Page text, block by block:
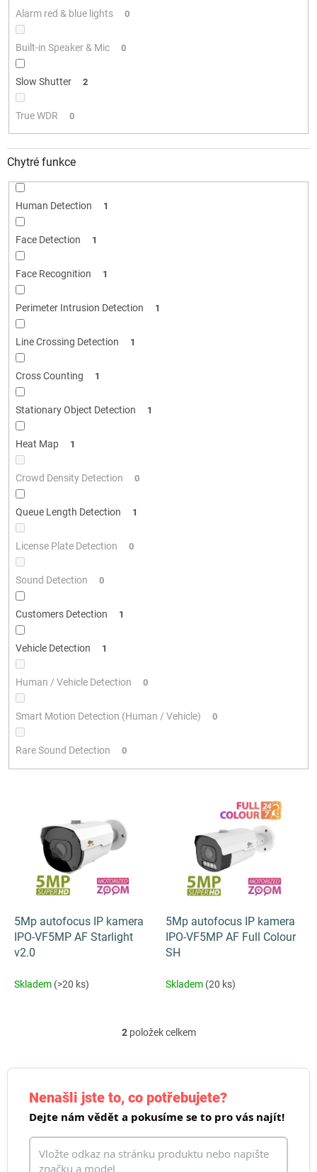
Alarm red & blue lights 0
Built-in Speaker & Mic 0
Slow Shutter 2
True WDR 0
Chytré funkce
Human Detection 1
Face Detection 1
Face Recognition 1
Perimeter Intrusion Detection 1
Line Crossing Detection 1
Cross Counting 1
Stationary Object Detection 1
Heat Map 1
Crowd Density Detection 0
Queue Length Detection 1
License Plate Detection 0
Sound Detection 0
Customers Detection 1
Vehicle Detection 1
Human / Vehicle Detection 0
Smart Motion Detection (Human / Vehicle) 0
Rare Sound Detection 0
5Mp autofocus IP kamera
IPO-VF5MP AF Starlight
v2.0
Skladem (>20 ks)
5Mp autofocus IP kamera
IPO-VF5MP AF Full Colour
SH
Skladem (20 ks)
O
l
d
a
c
r
2položek celkem
Nenašli jste to, co potřebujete?
Dejte nám vědět a pokusíme se to pro vás najít!